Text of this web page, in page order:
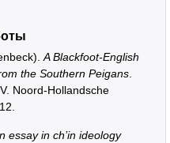
A Blackfoot-English
the Southern Peigans.
Noord-Hollandsche
essay in ch’in ideology